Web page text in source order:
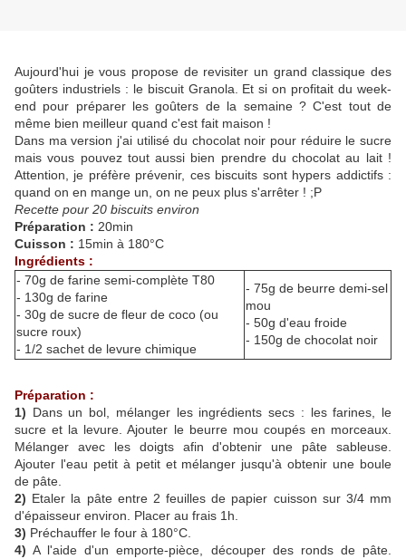
Aujourd'hui je vous propose de revisiter un grand classique des
goûters industriels : le biscuit Granola. Et si on profitait du week-
end pour préparer les goûters de la semaine ? C'est tout de
même bien meilleur quand c'est fait maison !
Dans ma version j'ai utilisé du chocolat noir pour réduire le sucre
mais vous pouvez tout aussi bien prendre du chocolat au lait !
Attention, je préfère prévenir, ces biscuits sont hypers addictifs :
quand on en mange un, on ne peux plus s'arrêter ! ;P
Recette pour 20 biscuits environ
Préparation : 20min
Cuisson : 15min à 180°C
Ingrédients :
- 70g de farine semi-complète T80
- 130g de farine
- 30g de sucre de fleur de coco (ou
sucre roux)
- 1/2 sachet de levure chimique
- 75g de beurre demi-sel
mou
- 50g d'eau froide
- 150g de chocolat noir
Préparation :
1) Dans un bol, mélanger les ingrédients secs : les farines, le
sucre et la levure. Ajouter le beurre mou coupés en morceaux.
Mélanger avec les doigts afin d'obtenir une pâte sableuse.
Ajouter l'eau petit à petit et mélanger jusqu'à obtenir une boule
de pâte.
2) Etaler la pâte entre 2 feuilles de papier cuisson sur 3/4 mm
d'épaisseur environ. Placer au frais 1h.
3) Préchauffer le four à 180°C.
4) A l'aide d'un emporte-pièce, découper des ronds de pâte.